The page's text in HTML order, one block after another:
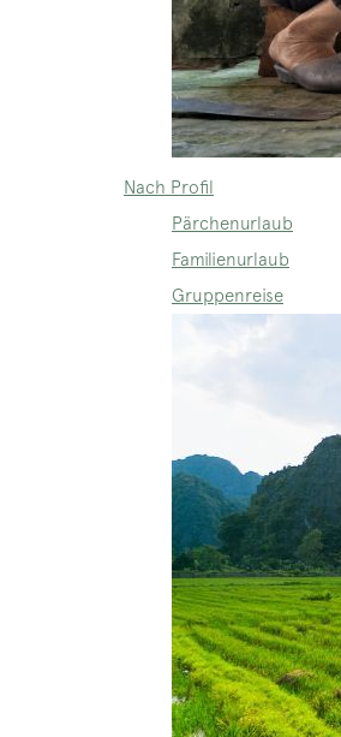
Nach Profil
Pärchenurlaub
Familienurlaub
Gruppenreise